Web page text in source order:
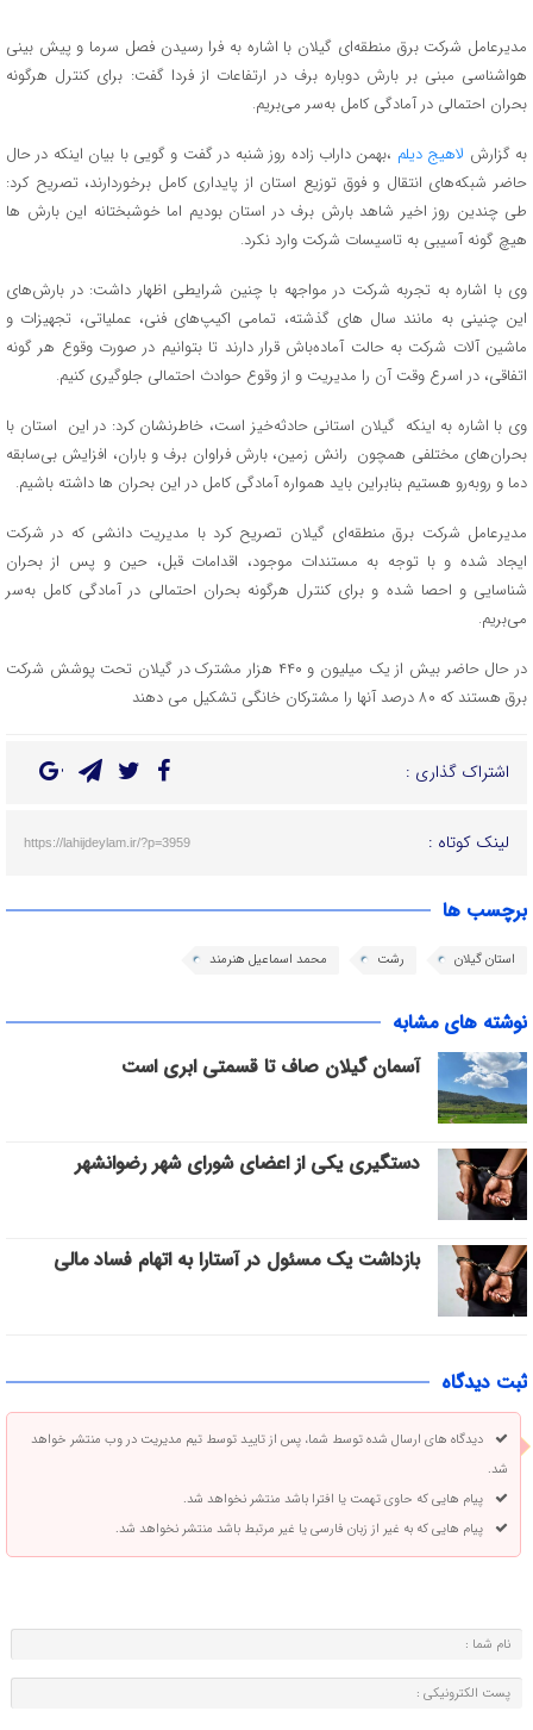
مدیرعامل شرکت برق منطقه‌ای گیلان با اشاره به فرا رسیدن فصل سرما و پیش بینی
هواشناسی مبنی بر بارش دوباره برف در ارتفاعات از فردا گفت: برای کنترل هرگونه
بحران احتمالی در آمادگی کامل به‌سر می‌بریم.
به گزارش لاهیج دیلم ،بهمن داراب زاده روز شنبه در گفت و گویی با بیان اینکه در حال
حاضر شبکه‌های انتقال و فوق توزیع استان از پایداری کامل برخوردارند، تصریح کرد:
طی چندین روز اخیر شاهد بارش برف در استان بودیم اما خوشبختانه این بارش ها
هیچ گونه آسیبی به تاسیسات شرکت وارد نکرد.
وی با اشاره به تجربه شرکت در مواجهه با چنین شرایطی اظهار داشت: در بارش‌های
این چنینی به مانند سال های گذشته، تمامی اکیپ‌های فنی، عملیاتی، تجهیزات و
ماشین آلات شرکت به حالت آماده‌باش قرار دارند تا بتوانیم در صورت وقوع هر گونه
اتفاقی، در اسرع وقت آن را مدیریت و از وقوع حوادث احتمالی جلوگیری کنیم.
وی با اشاره به اینکه گیلان استانی حادثه‌خیز است، خاطرنشان کرد: در این استان با
بحران‌های مختلفی همچون رانش زمین، بارش فراوان برف و باران، افزایش بی‌سابقه
دما و روبه‌رو هستیم بنابراین باید همواره آمادگی کامل در این بحران ها داشته باشیم.
مدیرعامل شرکت برق منطقه‌ای گیلان تصریح کرد با مدیریت دانشی که در شرکت
ایجاد شده و با توجه به مستندات موجود، اقدامات قبل، حین و پس از بحران
شناسایی و احصا شده و برای کنترل هرگونه بحران احتمالی در آمادگی کامل به‌سر
می‌بریم.
در حال حاضر بیش از یک میلیون و ۴۴۰ هزار مشترک در گیلان تحت پوشش شرکت
برق هستند که ۸۰ درصد آنها را مشترکان خانگی تشکیل می دهند
اشتراک گذاری :
لینک کوتاه : https://lahijdeylam.ir/?p=3959
برچسب ها
استان گیلان رشت محمد اسماعیل هنرمند
نوشته های مشابه
آسمان گیلان صاف تا قسمتی ابری است
دستگیری یکی از اعضای شورای شهر رضوانشهر
بازداشت یک مسئول در آستارا به اتهام فساد مالی
ثبت دیدگاه
دیدگاه های ارسال شده توسط شما، پس از تایید توسط تیم مدیریت در وب منتشر خواهد
شد.
پیام هایی که حاوی تهمت یا افترا باشد منتشر نخواهد شد.
پیام هایی که به غیر از زبان فارسی یا غیر مرتبط باشد منتشر نخواهد شد.